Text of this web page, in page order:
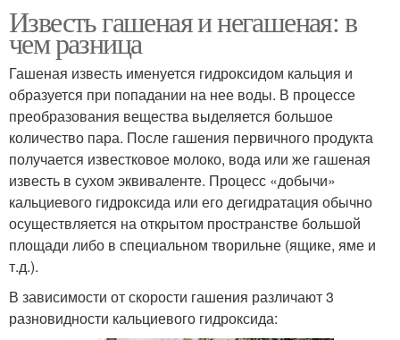
Известь гашеная и негашеная: в
чем разница
Гашеная известь именуется гидроксидом кальция и
образуется при попадании на нее воды. В процессе
преобразования вещества выделяется большое
количество пара. После гашения первичного продукта
получается известковое молоко, вода или же гашеная
известь в сухом эквиваленте. Процесс «добычи»
кальциевого гидроксида или его дегидратация обычно
осуществляется на открытом пространстве большой
площади либо в специальном творильне (ящике, яме и
т.д.).
В зависимости от скорости гашения различают 3
разновидности кальциевого гидроксида: